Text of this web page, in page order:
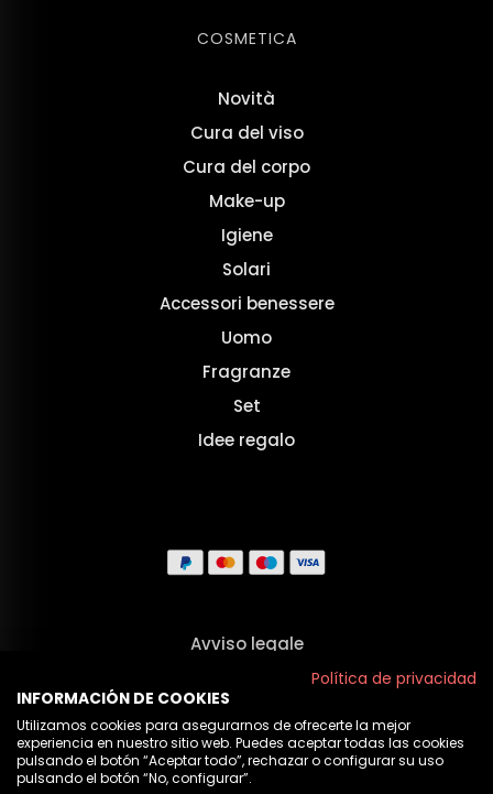
COSMETICA
Novità
Cura del viso
Cura del corpo
Make-up
Igiene
Solari
Accessori benessere
Uomo
Fragranze
Set
Idee regalo
Avviso legale
Termini e Condizioni
Politica sui cookie
Chi Siamo
Política de privacidad
INFORMACIÓN DE COOKIES
Utilizamos cookies para asegurarnos de ofrecerte la mejor
experiencia en nuestro sitio web. Puedes aceptar todas las cookies
pulsando el botón “Aceptar todo”, rechazar o configurar su uso
pulsando el botón “No, configurar”.